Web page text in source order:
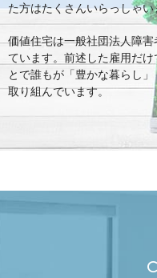
た方はたくさんいらっしゃい
価値住宅は一般社団法人障
ています。前述した雇用だ
とで誰もが「豊かな暮らし
取り組んでいます。